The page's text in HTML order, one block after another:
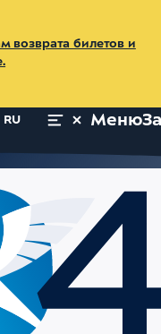
возврата билетов и
RU Меню